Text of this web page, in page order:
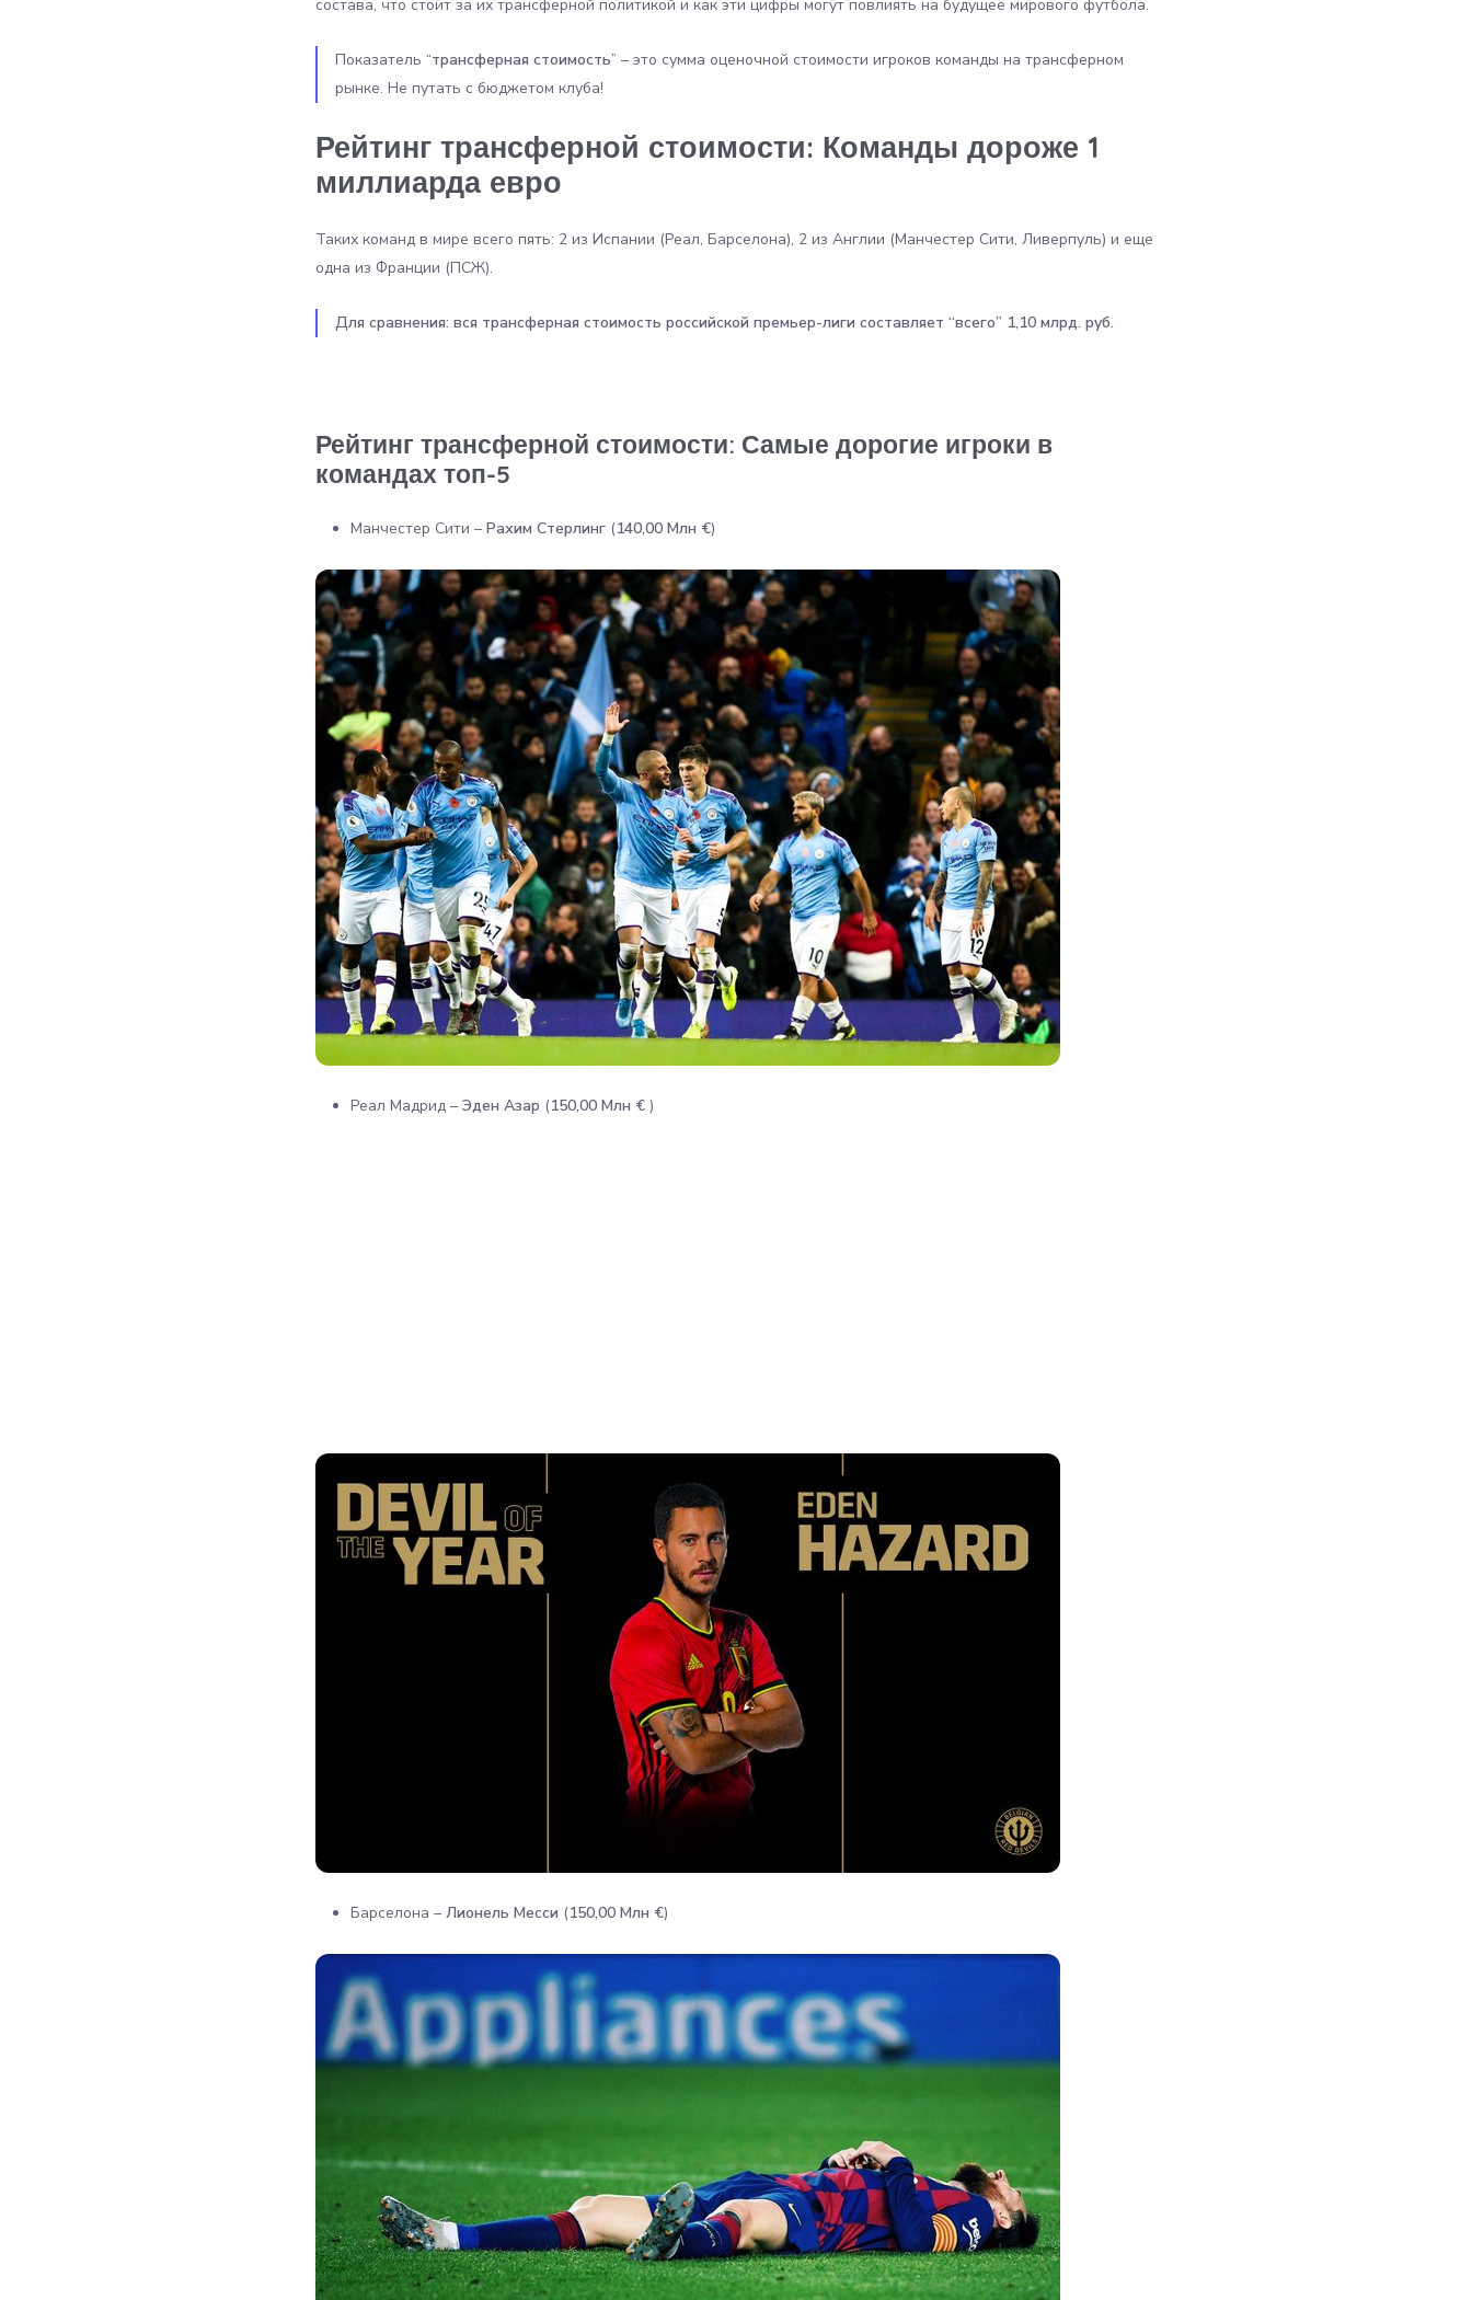
состава, что стоит за их трансферной политикой и как эти цифры могут повлиять на будущее мирового футбола.
Показатель “трансферная стоимость” – это сумма оценочной стоимости игроков команды на трансферном
рынке. Не путать с бюджетом клуба!
Рейтинг трансферной стоимости: Команды дороже 1
миллиарда евро
Таких команд в мире всего пять: 2 из Испании (Реал, Барселона), 2 из Англии (Манчестер Сити, Ливерпуль) и еще
одна из Франции (ПСЖ).
Для сравнения: вся трансферная стоимость российской премьер-лиги составляет “всего” 1,10 млрд. руб.
Рейтинг трансферной стоимости: Самые дорогие игроки в
командах топ-5
Манчестер Сити – Рахим Стерлинг (140,00 Млн €)
Реал Мадрид – Эден Азар (150,00 Млн € )
Барселона – Лионель Месси (150,00 Млн €)